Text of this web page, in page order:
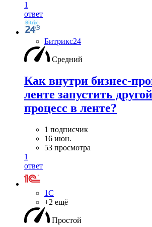
1
ответ
Битрикс24
Средний
Как внутри бизнес-
ленте запустить
процесс в ленте?
1 подписчик
16 июн.
53 просмотра
1
ответ
1С
+2 ещё
Простой